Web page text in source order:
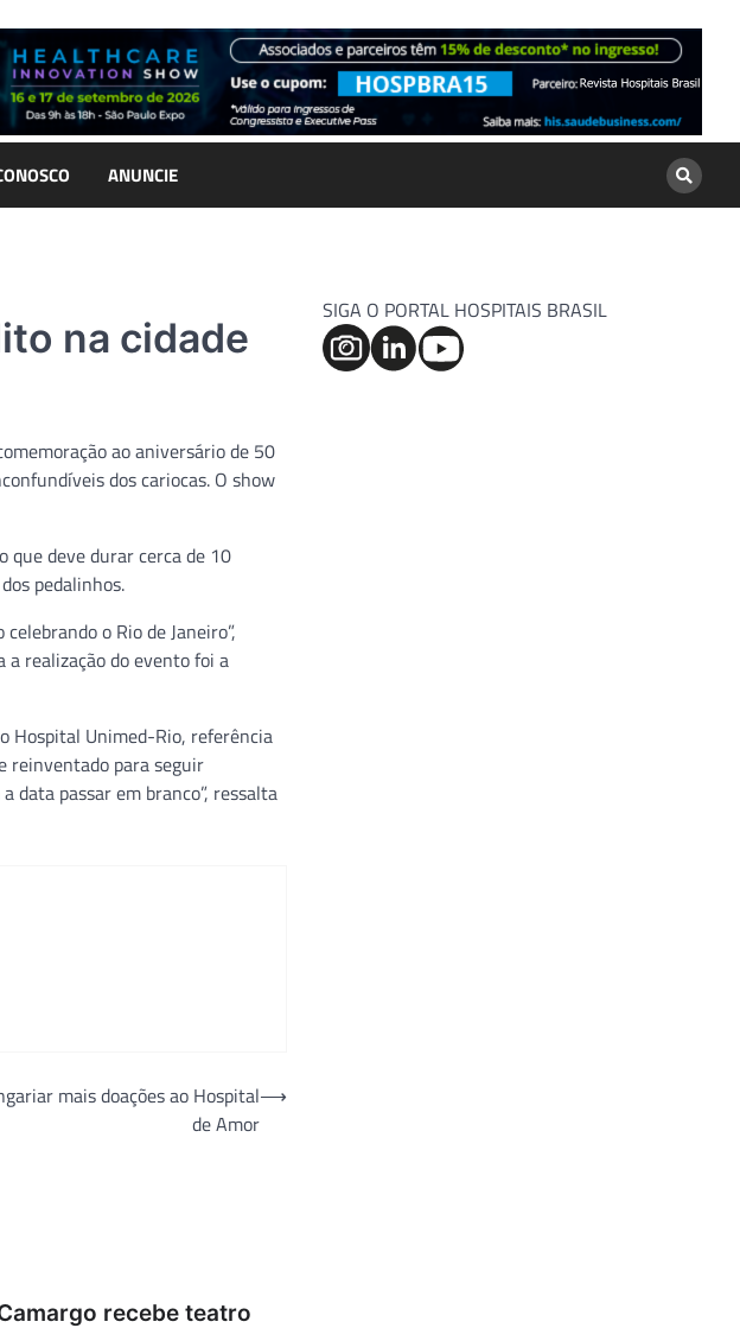
ANUNCIE
na cidade
ao aniversário de 50
dos cariocas. O show
que deve durar cerca de 10
pedalinhos.
o Rio de Janeiro”,
a realização do evento foi a
Hospital Unimed-Rio, referência
reinventado para seguir
data passar em branco”, ressalta
mais doações ao Hospital
de Amor
⟶
recebe teatro
SIGA O PORTAL HOSPITAIS BRASIL